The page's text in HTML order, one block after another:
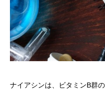
ナイアシンは、ビタミンB群